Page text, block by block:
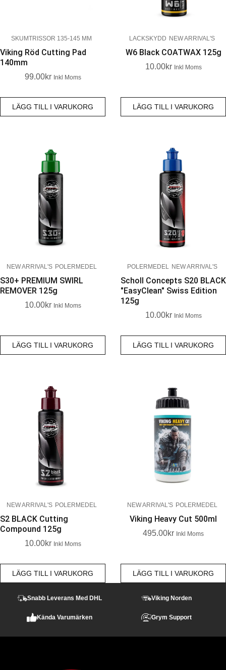
SKUMTRISSOR 135-145 MM
Viking Röd Cutting Pad
140mm
99.00Kr Inkl Moms
LÄGG TILL I VARUKORG
LACKSKYDD NEW ARRIVAL'S
W6 Black COATWAX 125g
10.00Kr Inkl Moms
LÄGG TILL I VARUKORG
NEW ARRIVAL'S POLERMEDEL
S30+ PREMIUM SWIRL
REMOVER 125g
10.00Kr Inkl Moms
LÄGG TILL I VARUKORG
POLERMEDEL NEW ARRIVAL'S
Scholl Concepts S20 BLACK
"EasyClean" Swiss Edition
125g
10.00Kr Inkl Moms
LÄGG TILL I VARUKORG
NEW ARRIVAL'S POLERMEDEL
S2 BLACK Cutting
Compound 125g
10.00Kr Inkl Moms
LÄGG TILL I VARUKORG
NEW ARRIVAL'S POLERMEDEL
Viking Heavy Cut 500ml
495.00Kr Inkl Moms
LÄGG TILL I VARUKORG
Snabb Leverans Med DHL Viking Norden
Kända Varumärken Grym Support